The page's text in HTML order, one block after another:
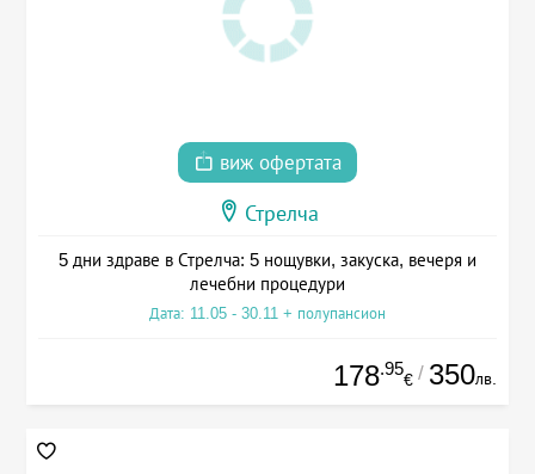
виж офертата
Стрелча
5 дни здраве в Стрелча: 5 нощувки, закуска, вечеря и
лечебни процедури
Дата: 11.05 - 30.11 + полупансион
178.95
€ / 350лв.